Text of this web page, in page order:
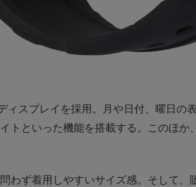
ィスプレイを採用。月や日付、曜日の
トといった機能を搭載する。このほか
わず着用しやすいサイズ感。そして、